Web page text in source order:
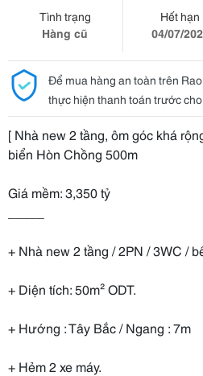
Tình trạng
Hàng cũ
Hết hạn
04/07/
Để mua hàng an toàn trên
thực hiện thanh toán trước
[ Nhà new 2 tầng, ôm góc khá
biển Hòn Chồng 500m
Giá mềm: 3,350 tỷ
+ Nhà new 2 tầng / 2PN / 3WC /
+ Diện tích: 50m² ODT.
+ Hướng : Tây Bắc / Ngang : 7m
+ Hẻm 2 xe máy.